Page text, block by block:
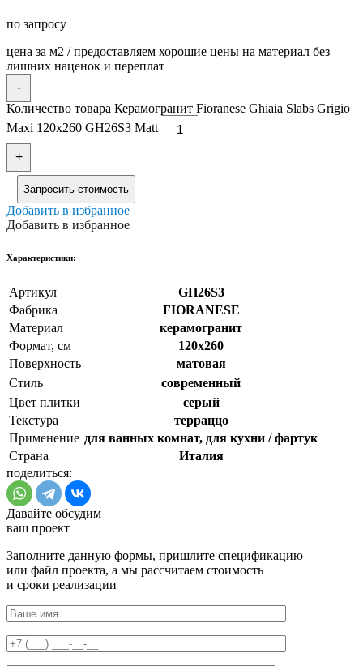
по запросу
цена за м2 / предоставляем хорошие цены на материал без
лишних наценок и переплат
-
Количество товара Керамогранит Fioranese Ghiaia Slabs Grigio
Maxi 120x260 GH26S3 Matt
+
Запросить стоимость
Добавить в избранное
Добавить в избранное
Xарактеристики:
Артикул
GH26S3
Фабрика
FIORANESE
Материал
керамогранит
Формат, см
120x260
Поверхность
матовая
Стиль
cовременный
Цвет плитки
серый
Текстура
терраццо
Применение для ванных комнат, для кухни / фартук
Страна
Италия
поделиться:
Давайте обсудим
ваш проект
Заполните данную формы, пришлите спецификацию
или файл проекта, а мы рассчитаем стоимость
и сроки реализации